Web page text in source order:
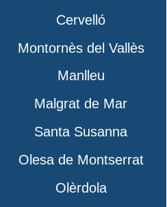
Cervelló
Montornès del Vallès
Manlleu
Malgrat de Mar
Santa Susanna
Olesa de Montserrat
Olèrdola